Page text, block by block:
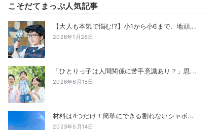
こそだてまっぷ人気記事
【大人も本気で悩む!?】小1から小6まで、地頭...
2026年1月26日
「ひとりっ子は人間関係に苦手意識あり？」思...
2026年6月15日
材料は4つだけ！簡単にできる割れないシャボ...
2023年5月14日